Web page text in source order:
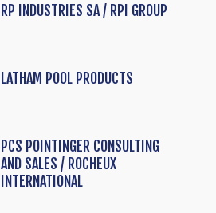
RP INDUSTRIES SA / RPI GROUP
LATHAM POOL PRODUCTS
PCS POINTINGER CONSULTING
AND SALES / ROCHEUX
INTERNATIONAL